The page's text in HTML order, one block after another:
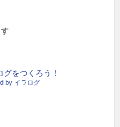
グをつくろう！
by イラログ